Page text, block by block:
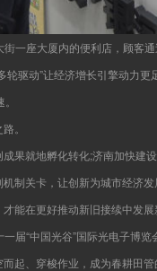
座大厦内的便利店，顾客
驱动”让经济增长引擎动力更
。
就地孵化转化;济南加快建
制关卡，让创新为城市经济发
能在更好推动新旧接续中发展
“中国光谷”国际光电子博览
、穿梭作业，成为春耕田管